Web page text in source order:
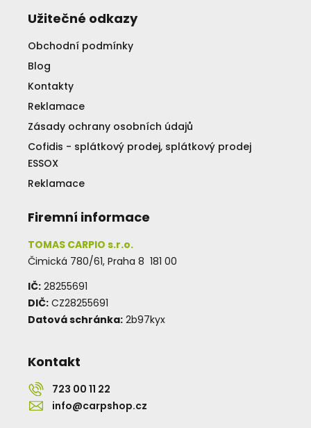
Užitečné odkazy
Obchodní podmínky
Blog
Kontakty
Reklamace
Zásady ochrany osobních údajů
Cofidis - splátkový prodej, splátkový prodej
ESSOX
Reklamace
Firemní informace
TOMAS CARPIO s.r.o.
Čimická 780/61, Praha 8 181 00
IČ: 28255691
DIČ: CZ28255691
Datová schránka: 2b97kyx
Kontakt
723 00 11 22
info@carpshop.cz